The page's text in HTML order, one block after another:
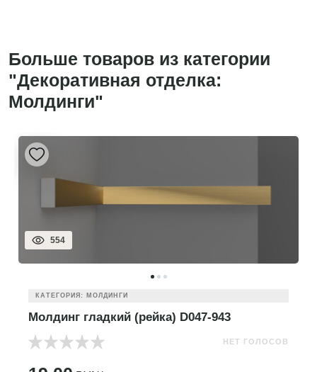
Больше товаров из категории
"Декоративная отделка:
Молдинги"
554
КАТЕГОРИЯ: МОЛДИНГИ
Молдинг гладкий (рейка) D047-943
НЕТ ГОЛОСОВ